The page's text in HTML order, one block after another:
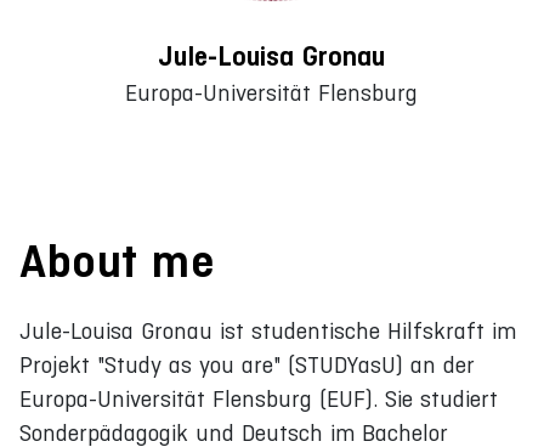
Jule-Louisa Gronau
Europa-Universität Flensburg
About me
Jule-Louisa Gronau ist studentische Hilfskraft im
Projekt "Study as you are" (STUDYasU) an der
Europa-Universität Flensburg (EUF). Sie studiert
Sonderpädagogik und Deutsch im Bachelor